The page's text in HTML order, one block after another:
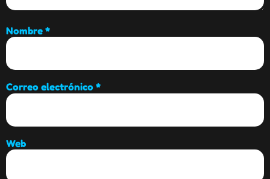
Nombre *
Correo electrónico *
Web